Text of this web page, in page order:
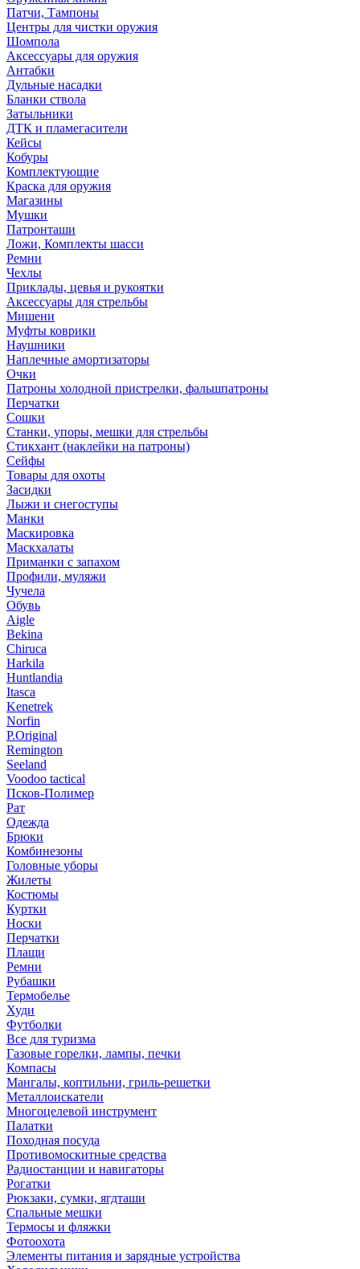
Патчи, Тампоны
Центры для чистки оружия
Шомпола
Аксессуары для оружия
Антабки
Дульные насадки
Бланки ствола
Затыльники
ДТК и пламегасители
Кейсы
Кобуры
Комплектующие
Краска для оружия
Магазины
Мушки
Патронташи
Ложи, Комплекты шасси
Ремни
Чехлы
Приклады, цевья и рукоятки
Аксессуары для стрельбы
Мишени
Муфты коврики
Наушники
Наплечные амортизаторы
Очки
Патроны холодной пристрелки, фальшпатроны
Перчатки
Сошки
Станки, упоры, мешки для стрельбы
Стикхант (наклейки на патроны)
Сейфы
Товары для охоты
Засидки
Лыжи и снегоступы
Манки
Маскировка
Маскхалаты
Приманки с запахом
Профили, муляжи
Чучела
Обувь
Aigle
Bekina
Chiruсa
Harkila
Huntlandia
Itasca
Kenetrek
Norfin
P.Original
Remington
Seeland
Voodoo tactical
Псков-Полимер
Рат
Одежда
Брюки
Комбинезоны
Головные уборы
Жилеты
Костюмы
Куртки
Носки
Перчатки
Плащи
Ремни
Рубашки
Термобелье
Худи
Футболки
Все для туризма
Газовые горелки, лампы, печки
Компасы
Мангалы, коптильни, гриль-решетки
Металлоискатели
Многоцелевой инструмент
Палатки
Походная посуда
Противомоскитные средства
Радиостанции и навигаторы
Рогатки
Рюкзаки, сумки, ягдташи
Спальные мешки
Термосы и фляжки
Фотоохота
Элементы питания и зарядные устройства